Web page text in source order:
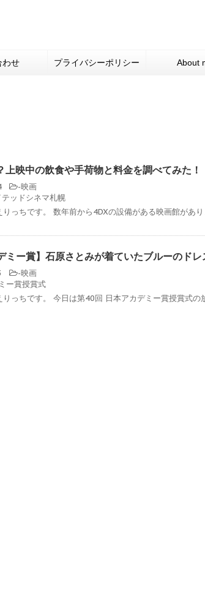
わせ プライバシーポリシー About
上映中の飲食や手荷物と料金を調べてみた！
-映画
ッドシネマ札幌
りっちです。 数年前から4DXの設備がある映画館があ
ミー賞】石原さとみが着ていたブルーのドレ
-映画
ー賞授賞式
りっちです。 今日は第40回 日本アカデミー賞授賞式の